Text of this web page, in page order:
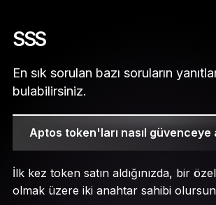
SSS
En sık sorulan bazı soruların
bulabilirsiniz.
Aptos token'ları nasıl güvenceye
İlk kez token satın aldığınızda, bir
olmak üzere iki anahtar sahibi